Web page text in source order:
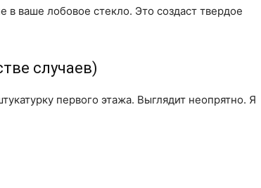
ваше лобовое стекло. Это создаст твердое
случаев)
первого этажа. Выглядит неопрятно. Я